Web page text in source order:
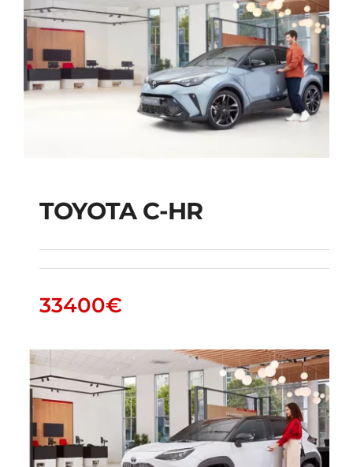
TOYOTA C-HR
TOYOTA C-HR
33400€